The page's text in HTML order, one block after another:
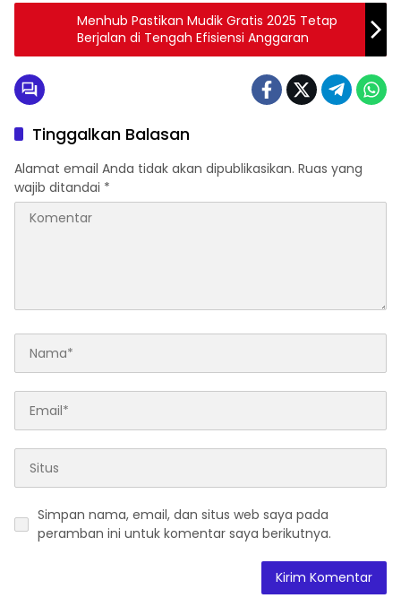
Menhub Pastikan Mudik Gratis 2025 Tetap
Berjalan di Tengah Efisiensi Anggaran
Tinggalkan Balasan
Alamat email Anda tidak akan dipublikasikan. Ruas yang
wajib ditandai *
Simpan nama, email, dan situs web saya pada
peramban ini untuk komentar saya berikutnya.